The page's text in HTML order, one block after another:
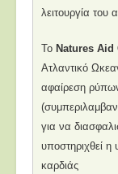
λειτουργία του
Το Natures Aid
Ατλαντικό
αφαίρεση
για να
υποστηριχθεί η
καρδιάς